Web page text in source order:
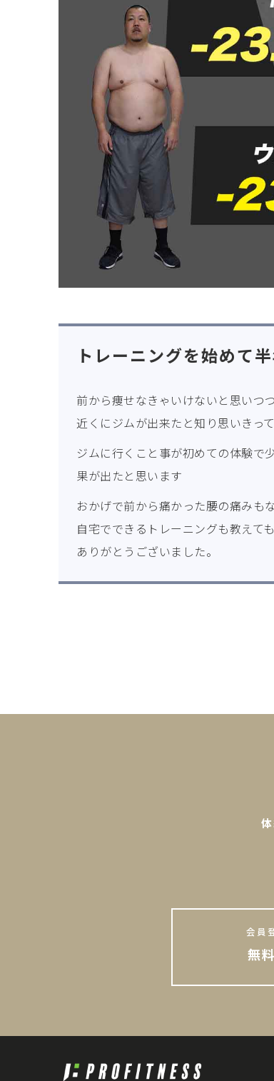
トレーニングを始めて
前から痩せなきゃいけないと思いつ
近くにジムが出来たと知り思いきっ
ジムに行くこと事が初めての体験で
果が出たと思います
おかげで前から痛かった腰の痛みも
自宅でできるトレーニングも教えて
ありがとうございました。
会員
無